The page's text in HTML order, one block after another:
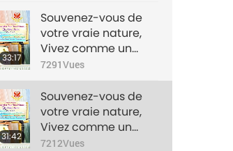
33:17
Souvenez-vous de
votre vraie nature,
Vivez comme un
Saint, partie 2/5
7291Vues
31:42
Souvenez-vous de
votre vraie nature,
Vivez comme un
Saint, partie 3/5
7212Vues